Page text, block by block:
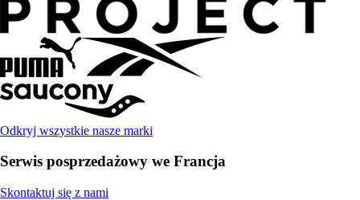
Odkryj wszystkie nasze marki
Serwis posprzedażowy we Francja
Skontaktuj się z nami